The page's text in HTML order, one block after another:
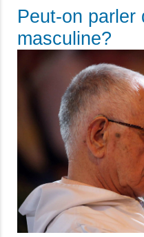
Peut-on parler
masculine?